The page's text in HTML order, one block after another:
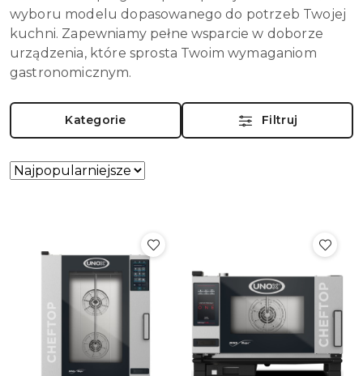
wyboru modelu dopasowanego do potrzeb Twojej
kuchni. Zapewniamy pełne wsparcie w doborze
urządzenia, które sprosta Twoim wymaganiom
gastronomicznym.
Kategorie Filtruj
Zastosowano
Sortuj